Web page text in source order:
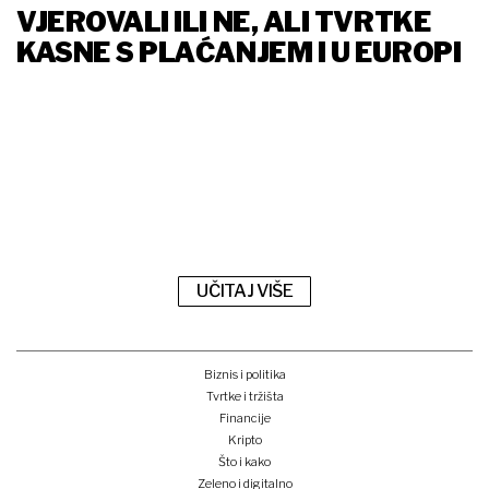
VJEROVALI ILI NE, ALI TVRTKE
KASNE S PLAĆANJEM I U EUROPI
UČITAJ VIŠE
Biznis i politika
Tvrtke i tržišta
Financije
Kripto
Što i kako
Zeleno i digitalno